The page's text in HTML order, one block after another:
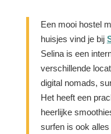
Een mooi hostel
huisjes vind je bij
Selina is een
verschillende
digital nomads,
Het heeft een
heerlijke
surfen is ook